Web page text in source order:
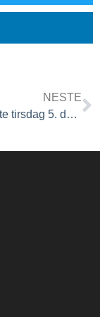
NESTE
Budsjettmøte tirsdag 5. des kl 19 i Klubbhuset